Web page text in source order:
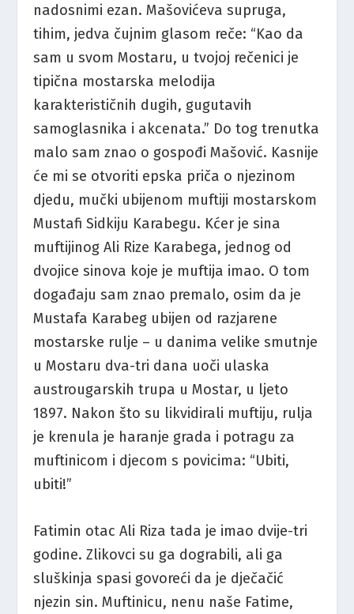
nadosnimi ezan. Mašovićeva supruga,
tihim, jedva čujnim glasom reče: “Kao da
sam u svom Mostaru, u tvojoj rečenici je
tipična mostarska melodija
karakterističnih dugih, gugutavih
samoglasnika i akcenata.” Do tog trenutka
malo sam znao o gospođi Mašović. Kasnije
će mi se otvoriti epska priča o njezinom
djedu, mučki ubijenom muftiji mostarskom
Mustafi Sidkiju Karabegu. Kćer je sina
muftijinog Ali Rize Karabega, jednog od
dvojice sinova koje je muftija imao. O tom
događaju sam znao premalo, osim da je
Mustafa Karabeg ubijen od razjarene
mostarske rulje – u danima velike smutnje
u Mostaru dva-tri dana uoči ulaska
austrougarskih trupa u Mostar, u ljeto
1897. Nakon što su likvidirali muftiju, rulja
je krenula je haranje grada i potragu za
muftinicom i djecom s povicima: “Ubiti,
ubiti!”
Fatimin otac Ali Riza tada je imao dvije-tri
godine. Zlikovci su ga dograbili, ali ga
sluškinja spasi govoreći da je dječačić
njezin sin. Muftinicu, nenu naše Fatime,